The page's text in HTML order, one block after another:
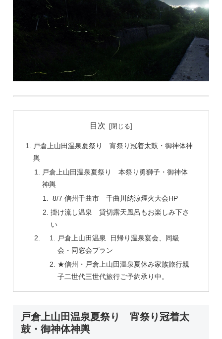
目次
戸倉上山田温泉夏祭り 宵祭り冠着太鼓・御神体神
輿
戸倉上山田温泉夏祭り 本祭り勇獅子・御神体
神輿
8/7 信州千曲市 千曲川納涼煙火大会HP
掛け流し温泉 貸切露天風呂もお楽しみ下さ
い
戸倉上山田温泉 日帰り温泉宴会、同級
会・同窓会プラン
★信州・戸倉上山田温泉夏休み家族旅行親
子二世代三世代旅行ご予約承り中。
戸倉上山田温泉夏祭り 宵祭り冠着太
鼓・御神体神輿